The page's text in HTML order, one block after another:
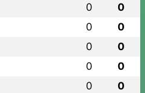
0 0
0 0
0 0
0 0
0 0